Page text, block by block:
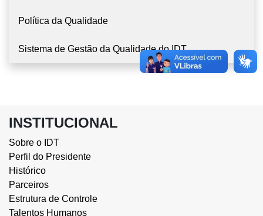
Política da Qualidade
Sistema de Gestão da Qualidade do IDT
INSTITUCIONAL
Sobre o IDT
Perfil do Presidente
Histórico
Parceiros
Estrutura de Controle
Talentos Humanos